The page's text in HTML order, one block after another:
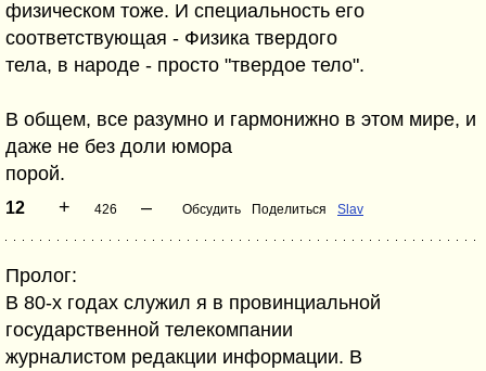
физическом тоже. И специальность его
соответствующая - Физика твердого
тела, в народе - просто "твердое тело".
В общем, все разумно и гармонижно в этом мире, и
даже не без доли юмора
порой.
12 + 426 – Обсудить Поделиться Slav
Пролог:
В 80-х годах служил я в провинциальной
государственной телекомпании
журналистом редакции информации. В